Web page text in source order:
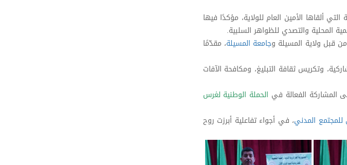
ألقاها الأمين العام للولاية، مؤكدًا فيها
المحلية والتصدي للظواهر السلبية.
قبل ولاية المسيلة وجامعة المسيلة، مقدّمًا
وتكريس ثقافة التبليغ، ومكافحة الآفات
المشاركة الفعالة في الحملة الوطنية لغرس
المدني، في أجواء تفاعلية أبرزت روح